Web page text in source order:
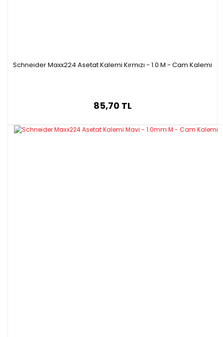
Schneider Maxx224 Asetat Kalemi Kırmızı - 1.0 M - Cam Kalemi
85,70 TL